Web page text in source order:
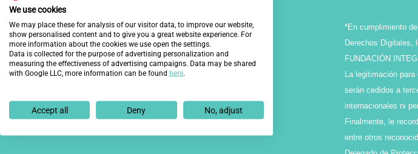
¿Quieres enterarte de lo
último?
*En cumplimiento
Derechos Digitales,
FUNDACIÓN
La legitimación
serán cedidos a
internacionales ni
Finalmente, le
entre otros
We use cookies
We may place these for analysis of our visitor data, to improve our website,
show personalised content and to give you a great website experience. For
more information about the cookies we use open the settings.
Data is collected for the purpose of advertising personalization and
measuring the effectiveness of advertising campaigns. Data may be shared
with Google LLC, more information can be found here.
Accept all Deny No, adjust